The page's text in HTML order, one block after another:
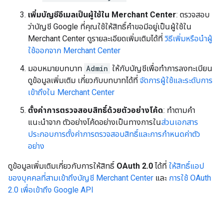
เพิ่มบัญชีอีเมลเป็นผู้ใช้ใน Merchant Center: ตรวจสอบ
ว่าบัญชี Google ที่คุณใช้ให้สิทธิ์คำขอมีอยู่เป็นผู้ใช้ใน
Merchant Center ดูรายละเอียดเพิ่มเติมได้ที่ วิธีเพิ่มหรือนำผู้
ใช้ออกจาก Merchant Center
มอบหมายบทบาท Admin ให้กับบัญชีเพื่อทำการลงทะเบียน
ดูข้อมูลเพิ่มเติม เกี่ยวกับบทบาทได้ที่ จัดการผู้ใช้และระดับการ
เข้าถึงใน Merchant Center
ตั้งค่าการตรวจสอบสิทธิ์ด้วยตัวอย่างโค้ด: ทำตามคำ
แนะนำจาก ตัวอย่างโค้ดอย่างเป็นทางการในส่วนเอกสาร
ประกอบการตั้งค่าการตรวจสอบสิทธิ์และการกำหนดค่าตัว
อย่าง
ดูข้อมูลเพิ่มเติมเกี่ยวกับการให้สิทธิ์ OAuth 2.0 ได้ที่ ให้สิทธิ์แอป
ของบุคคลที่สามเข้าถึงบัญชี Merchant Center และ การใช้ OAuth
2.0 เพื่อเข้าถึง Google API